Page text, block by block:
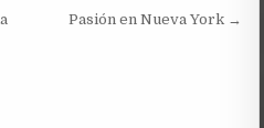
Pasión en Nueva York →